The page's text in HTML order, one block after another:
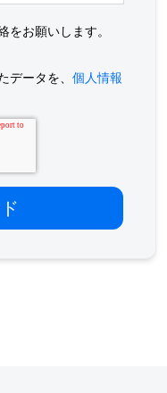
をお願いします。
データを、 個人情報